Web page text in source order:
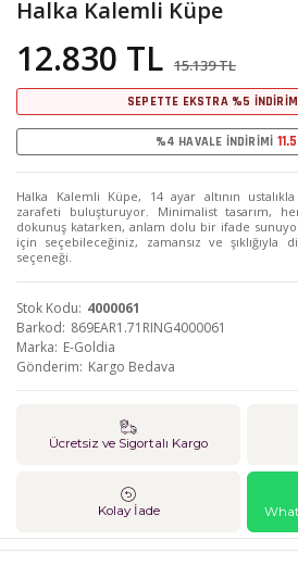
Halka Kalemli Küpe
12.830 TL 15.139 TL
SEPETTE EKSTRA %5
%4 HAVALE İNDİRİMİ
Halka Kalemli Küpe, 14 ayar altının
zarafeti buluşturuyor. Minimalist tasarım,
dokunuş katarken, anlam dolu bir ifade
için seçebileceğiniz, zamansız ve
seçeneği.
Stok Kodu 4000061
Barkod 869EAR1.71RING4000061
Marka E-Goldia
Gönderim Kargo Bedava
Ücretsiz ve Sigortalı Kargo
Kolay İade